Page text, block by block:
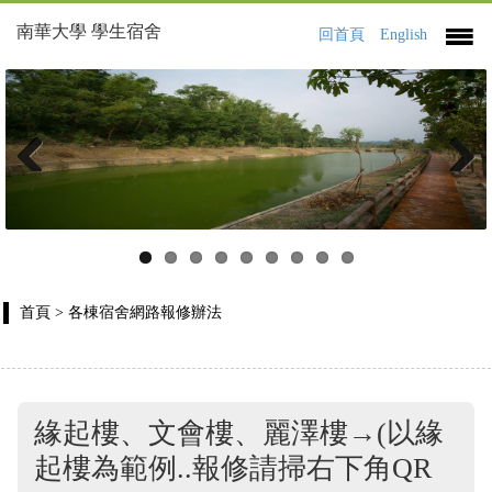
南華大學 學生宿舍 回首頁 English
Next
首頁 > 各棟宿舍網路報修辦法
緣起樓、文會樓、麗澤樓→(以緣
起樓為範例..報修請掃右下角QR